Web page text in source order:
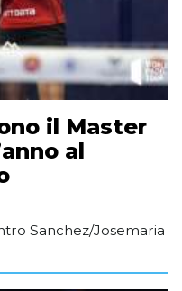
il Master
al
Sanchez/Josemaria